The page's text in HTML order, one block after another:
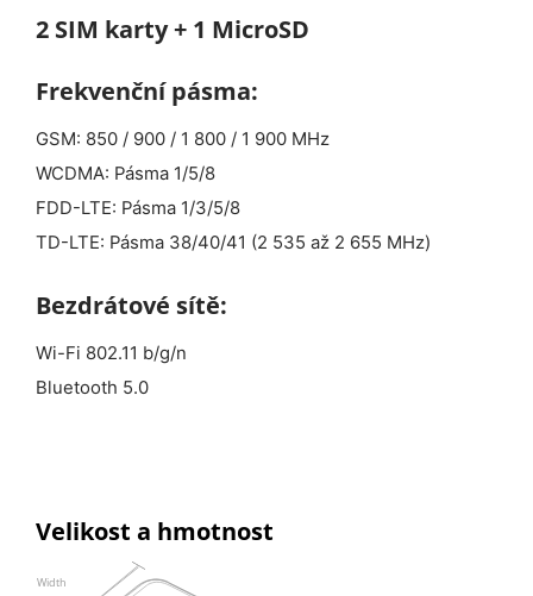
2 SIM karty + 1 MicroSD
Frekvenční pásma:
GSM: 850 / 900 / 1 800 / 1 900 MHz
WCDMA: Pásma 1/5/8
FDD-LTE: Pásma 1/3/5/8
TD-LTE: Pásma 38/40/41 (2 535 až 2 655 MHz)
Bezdrátové sítě:
Wi-Fi 802.11 b/g/n
Bluetooth 5.0
Velikost a hmotnost